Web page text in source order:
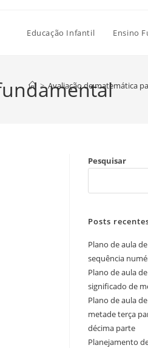
Educação Infantil Ensino
> Avaliação de matemática
Pesquisar
Posts
Plano de aula
sequência
Plano de aula
significado de
Plano de aula
metade terça
décima parte
Planejamento